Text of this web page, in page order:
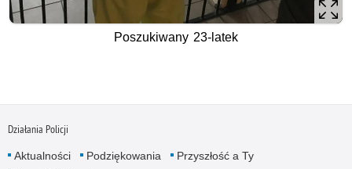
Poszukiwany 23-latek
Działania Policji
Aktualności Podziękowania
Przyszłość a Ty